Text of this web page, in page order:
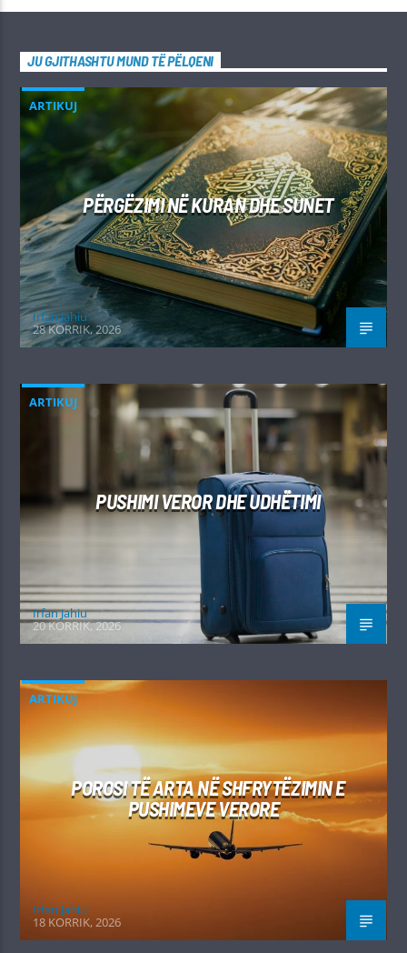
JU GJITHASHTU MUND TË PËLQENI
ARTIKUJ
PËRGËZIMI NË KURAN DHE SUNET
Irfan Jahiu
28 KORRIK, 2026
ARTIKUJ
PUSHIMI VEROR DHE UDHËTIMI
Irfan Jahiu
20 KORRIK, 2026
ARTIKUJ
POROSI TË ARTA NË SHFRYTËZIMIN E
PUSHIMEVE VERORE
Irfan Jahiu
18 KORRIK, 2026